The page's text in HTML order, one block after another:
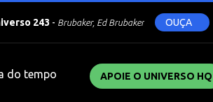
243 - Brubaker, Ed Brubaker OUÇA
do tempo APOIE O UNIVERSO HQ